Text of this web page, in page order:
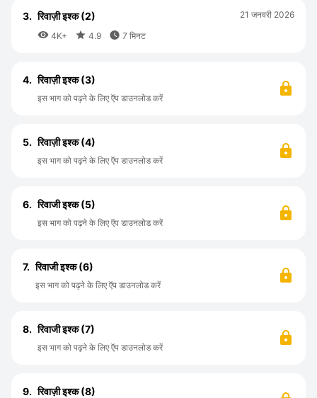
3. रिवाज़ी इश्क (2)
 4K+  4.9  7 मिनट
21 जनवरी 2026
4. रिवाज़ी इश्क (3)
इस भाग को पढ़ने के लिए ऍप डाउनलोड करें
5. रिवाज़ी इश्क (4)
इस भाग को पढ़ने के लिए ऍप डाउनलोड करें
6. रिवाजी इश्क (5)
इस भाग को पढ़ने के लिए ऍप डाउनलोड करें
7. रिवाजी इश्क (6)
इस भाग को पढ़ने के लिए ऍप डाउनलोड करें
8. रिवाजी इश्क (7)
इस भाग को पढ़ने के लिए ऍप डाउनलोड करें
9. रिवाज़ी इश्क (8)